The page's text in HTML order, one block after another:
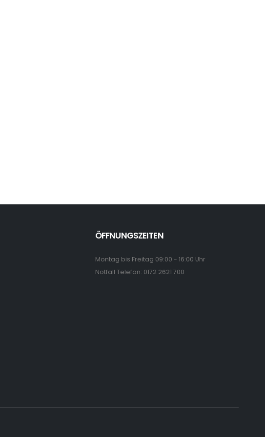
ÖFFNUNGSZEITEN
Montag bis Freitag 09:00 - 16:00 Uhr
Notfall Telefon: 0172 2621 700